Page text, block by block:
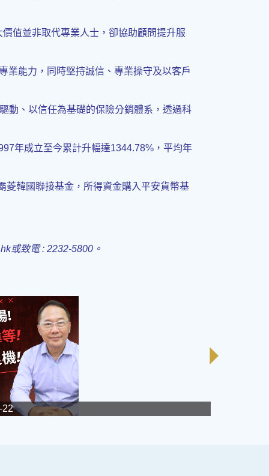
值並非取代專業人士，卻協助顧問提升服
業能力，同時堅持誠信、專業操守及以客戶
動、以信任為基礎的保險分銷體系，透過科
年成立至今累計升幅達1344.78%，平均年
菱韓國聯接基金，所得資金購入平安貨幣基
或致電 : 2232-5800。
22